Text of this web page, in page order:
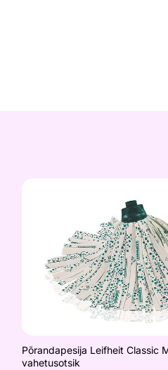
Põrandapesija Leifheit
Põrandapesija Leifheit Classic
vahetusotsik